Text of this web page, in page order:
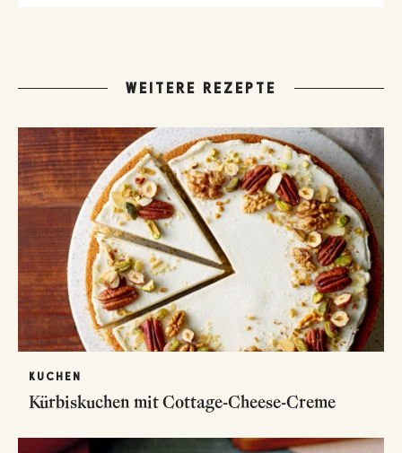
WEITERE REZEPTE
KUCHEN
Kürbiskuchen mit Cottage-Cheese-Creme